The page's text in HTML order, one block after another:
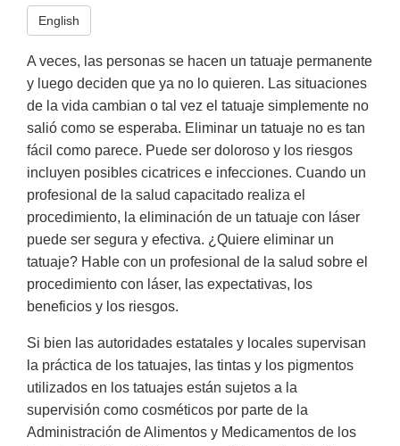
English
A veces, las personas se hacen un tatuaje permanente
y luego deciden que ya no lo quieren. Las situaciones
de la vida cambian o tal vez el tatuaje simplemente no
salió como se esperaba. Eliminar un tatuaje no es tan
fácil como parece. Puede ser doloroso y los riesgos
incluyen posibles cicatrices e infecciones. Cuando un
profesional de la salud capacitado realiza el
procedimiento, la eliminación de un tatuaje con láser
puede ser segura y efectiva. ¿Quiere eliminar un
tatuaje? Hable con un profesional de la salud sobre el
procedimiento con láser, las expectativas, los
beneficios y los riesgos.
Si bien las autoridades estatales y locales supervisan
la práctica de los tatuajes, las tintas y los pigmentos
utilizados en los tatuajes están sujetos a la
supervisión como cosméticos por parte de la
Administración de Alimentos y Medicamentos de los